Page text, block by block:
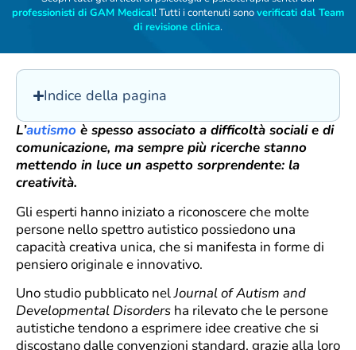
professionisti di GAM Medical! Tutti i contenuti sonoverificati dal Team
di revisione clinica.
Indice della pagina
L’autismo è spesso associato a difficoltà sociali e di
comunicazione, ma sempre più ricerche stanno
mettendo in luce un aspetto sorprendente: la
creatività.
Gli esperti hanno iniziato a riconoscere che molte
persone nello spettro autistico possiedono una
capacità creativa unica, che si manifesta in forme di
pensiero originale e innovativo.
Uno studio pubblicato nelJournal of Autism and
Developmental Disorders ha rilevato che le persone
autistiche tendono a esprimere idee creative che si
discostano dalle convenzioni standard, grazie alla loro